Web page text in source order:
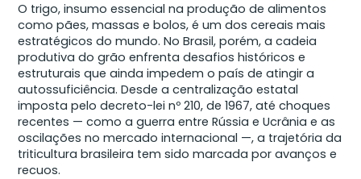
O trigo, insumo essencial na produção de alimentos
como pães, massas e bolos, é um dos cereais mais
estratégicos do mundo. No Brasil, porém, a cadeia
produtiva do grão enfrenta desafios históricos e
estruturais que ainda impedem o país de atingir a
autossuficiência. Desde a centralização estatal
imposta pelo decreto-lei nº 210, de 1967, até choques
recentes — como a guerra entre Rússia e Ucrânia e as
oscilações no mercado internacional —, a trajetória da
triticultura brasileira tem sido marcada por avanços e
recuos.